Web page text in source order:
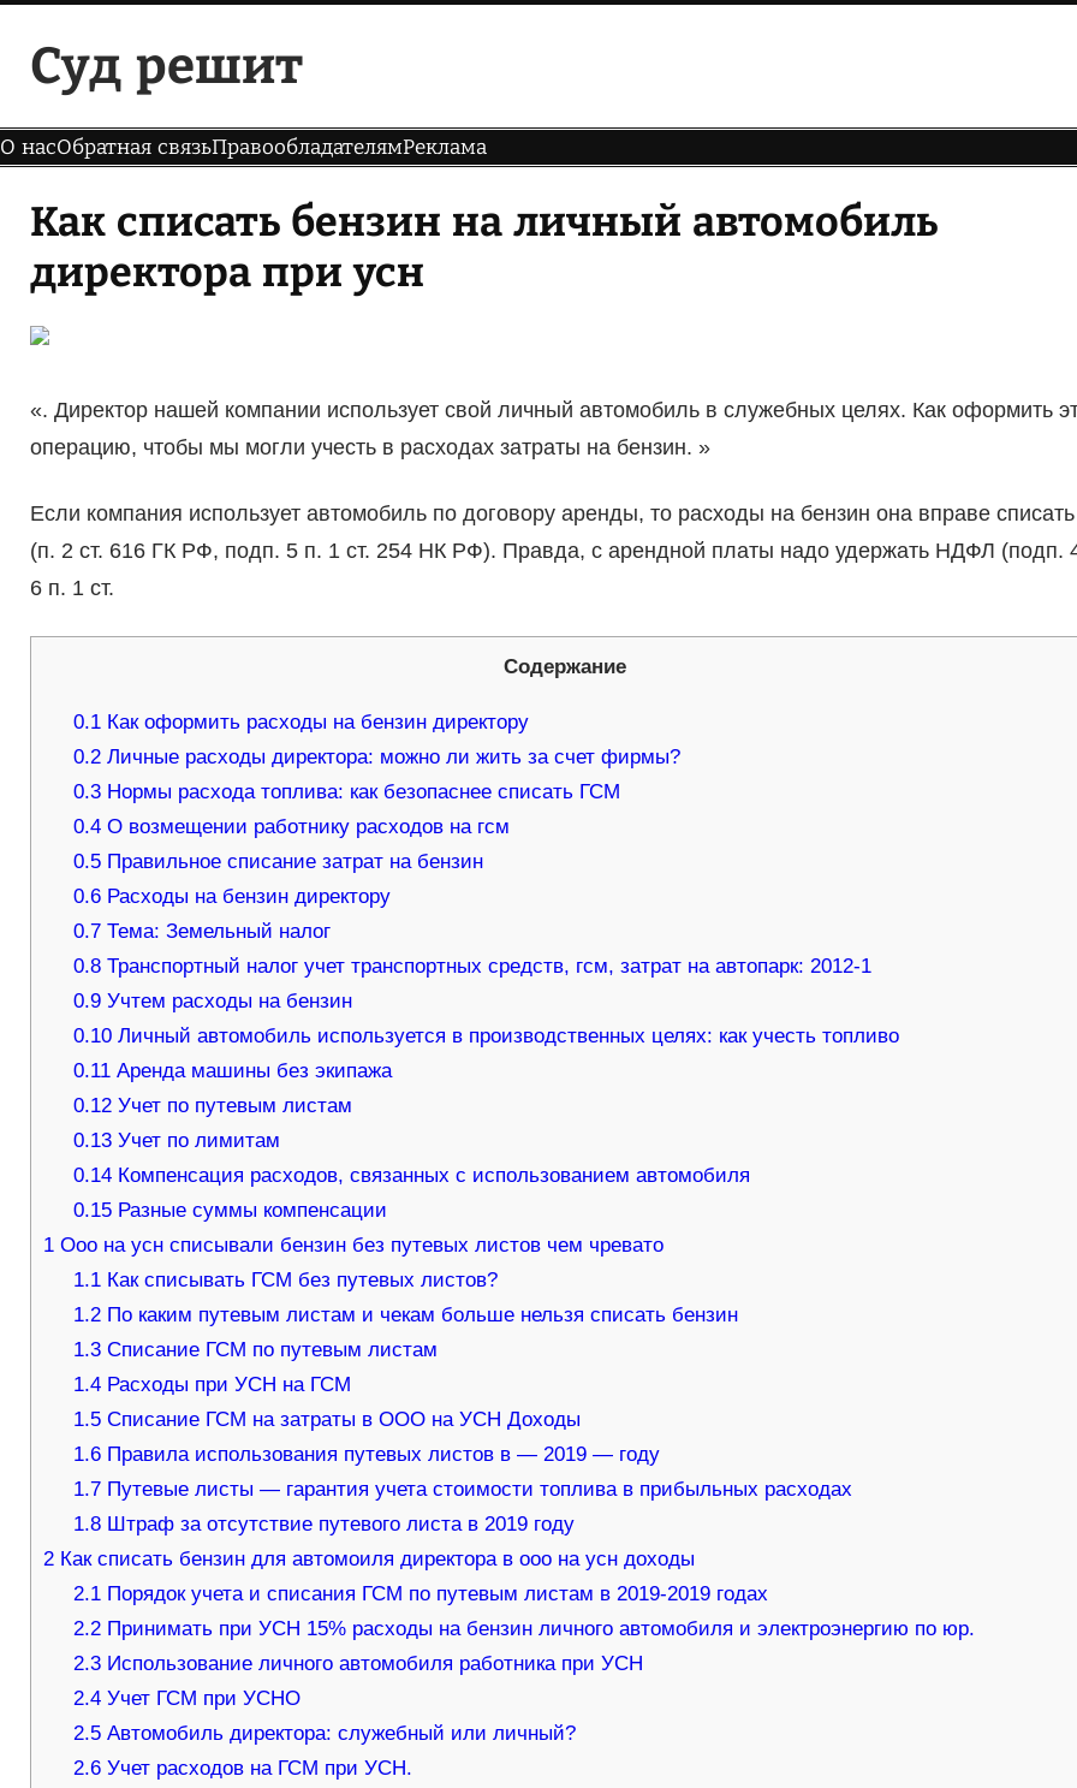
содержимому
Суд решит
О насОбратная связьПравообладателямРеклама
Как списать бензин на личный автомобиль
директора при усн
«. Директор нашей компании использует свой личный автомобиль в служебных целях. Как оформить
операцию, чтобы мы могли учесть в расходах затраты на бензин. »
Если компания использует автомобиль по договору аренды, то расходы на бензин она вправе списать
(п. 2 ст. 616 ГК РФ, подп. 5 п. 1 ст. 254 НК РФ). Правда, с арендной платы надо удержать НДФЛ (подп.
6 п. 1 ст.
Содержание
0.1 Как оформить расходы на бензин директору
0.2 Личные расходы директора: можно ли жить за счет фирмы?
0.3 Нормы расхода топлива: как безопаснее списать ГСМ
0.4 О возмещении работнику расходов на гсм
0.5 Правильное списание затрат на бензин
0.6 Расходы на бензин директору
0.7 Тема: Земельный налог
0.8 Транспортный налог учет транспортных средств, гсм, затрат на автопарк: 2012-1
0.9 Учтем расходы на бензин
0.10 Личный автомобиль используется в производственных целях: как учесть топливо
0.11 Аренда машины без экипажа
0.12 Учет по путевым листам
0.13 Учет по лимитам
0.14 Компенсация расходов, связанных с использованием автомобиля
0.15 Разные суммы компенсации
1Ооо на усн списывали бензин без путевых листов чем чревато
1.1 Как списывать ГСМ без путевых листов?
1.2 По каким путевым листам и чекам больше нельзя списать бензин
1.3 Списание ГСМ по путевым листам
1.4 Расходы при УСН на ГСМ
1.5 Списание ГСМ на затраты в ООО на УСН Доходы
1.6 Правила использования путевых листов в — 2019 — году
1.7 Путевые листы — гарантия учета стоимости топлива в прибыльных расходах
1.8 Штраф за отсутствие путевого листа в 2019 году
2Как списать бензин для автомоиля директора в ооо на усн доходы
2.1 Порядок учета и списания ГСМ по путевым листам в 2019-2019 годах
2.2 Принимать при УСН 15% расходы на бензин личного автомобиля и электроэнергию по юр.
2.3 Использование личного автомобиля работника при УСН
2.4 Учет ГСМ при УСНО
2.5 Автомобиль директора: служебный или личный?
2.6 Учет расходов на ГСМ при УСН.